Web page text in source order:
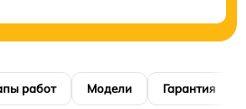
работ Модели Гарантия